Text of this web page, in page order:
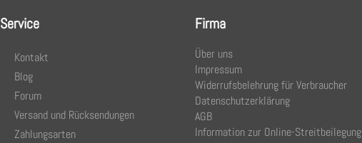
Service
Kontakt
Blog
Forum
Versand und Rücksendungen
Zahlungsarten
Firma
Über uns
Impressum
Widerrufsbelehrung für Verbraucher
Datenschutzerklärung
AGB
Information zur Online-Streitbeilegung